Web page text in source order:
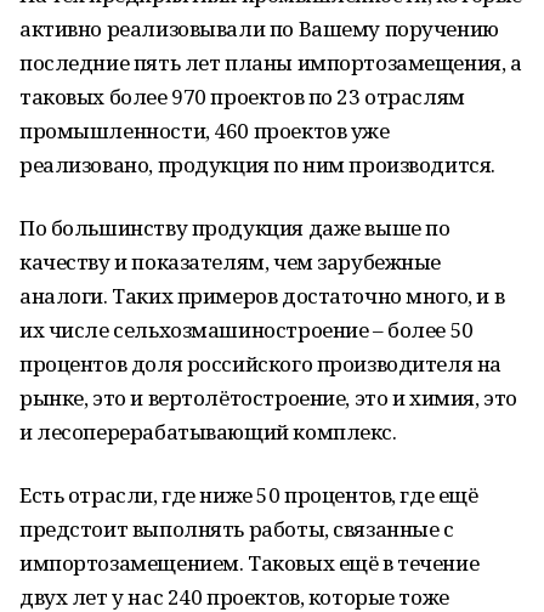
активно реализовывали по Вашему поручению
последние пять лет планы импортозамещения, а
таковых более 970 проектов по 23 отраслям
промышленности, 460 проектов уже
реализовано, продукция по ним производится.
По большинству продукция даже выше по
качеству и показателям, чем зарубежные
аналоги. Таких примеров достаточно много, и в
их числе сельхозмашиностроение – более 50
процентов доля российского производителя на
рынке, это и вертолётостроение, это и химия, это
и лесоперерабатывающий комплекс.
Есть отрасли, где ниже 50 процентов, где ещё
предстоит выполнять работы, связанные с
импортозамещением. Таковых ещё в течение
двух лет у нас 240 проектов, которые тоже